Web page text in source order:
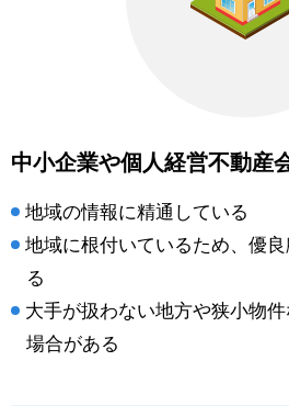
中小企業や個人経営不動産
地域の情報に精通している
地域に根付いているため、優
る
大手が扱わない地方や狭小物
場合がある